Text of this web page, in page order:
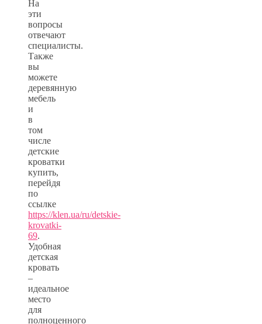
На
эти
вопросы
отвечают
специалисты.
Также
вы
можете
деревянную
мебель
и
в
том
числе
детские
кроватки
купить,
перейдя
по
ссылке
https://klen.ua/ru/detskie-
krovatki-
69.
Удобная
детская
кровать
–
идеальное
место
для
полноценного